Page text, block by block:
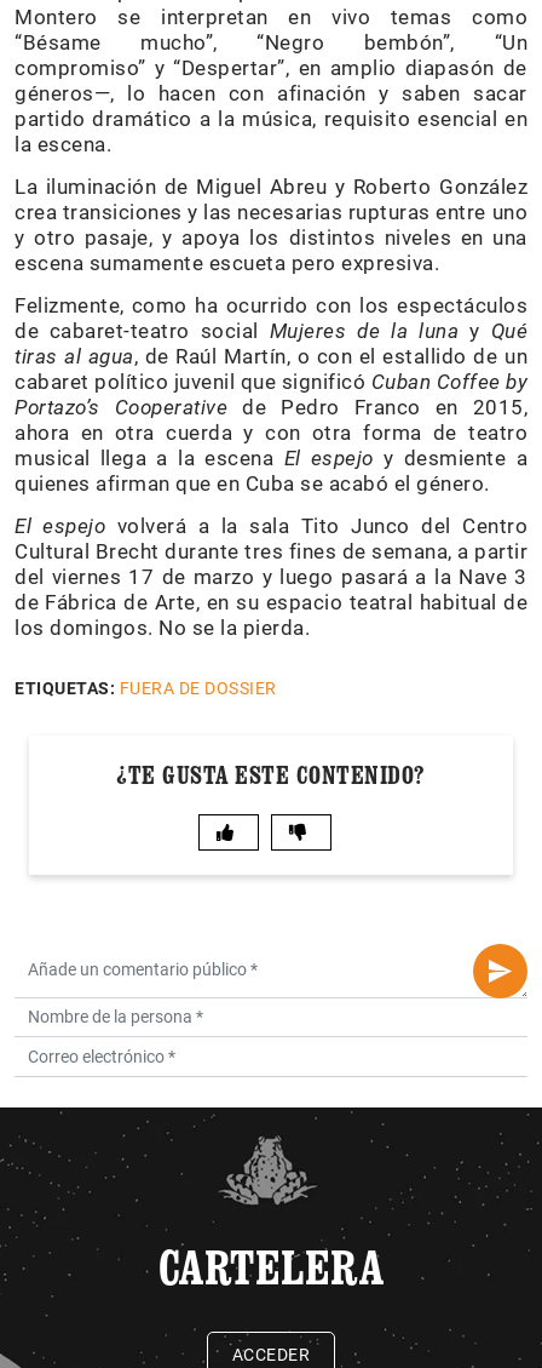
Montero se interpretan en vivo temas como
“Bésame mucho”, “Negro bembón”, “Un
compromiso” y “Despertar”, en amplio diapasón de
géneros—, lo hacen con afinación y saben sacar
partido dramático a la música, requisito esencial en
la escena.
La iluminación de Miguel Abreu y Roberto González
crea transiciones y las necesarias rupturas entre uno
y otro pasaje, y apoya los distintos niveles en una
escena sumamente escueta pero expresiva.
Felizmente, como ha ocurrido con los espectáculos
de cabaret-teatro social Mujeres de la lunay Qué
tiras al agua, de Raúl Martín, o con el estallido de un
cabaret político juvenil que significó Cuban Coffee by
Portazo’s Cooperative de Pedro Franco en 2015,
ahora en otra cuerda y con otra forma de teatro
musical llega a la escena El espejo y desmiente a
quienes afirman que en Cuba se acabó el género.
El espejo volverá a la sala Tito Junco del Centro
Cultural Brecht durante tres fines de semana, a partir
del viernes 17 de marzo y luego pasará a la Nave 3
de Fábrica de Arte, en su espacio teatral habitual de
los domingos. No se la pierda.
ETIQUETAS: FUERA DE DOSSIER
¿TE GUSTA ESTE CONTENIDO?
CARTELERA
ACCEDER